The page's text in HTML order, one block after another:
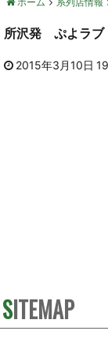
所沢発 ぷよラ
2015年3月10日
SITEMAP